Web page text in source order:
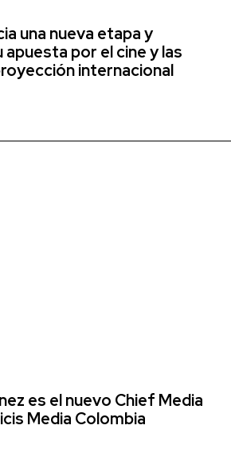
una nueva etapa y
por el cine y las
internacional
es el nuevo Chief Media
Media Colombia